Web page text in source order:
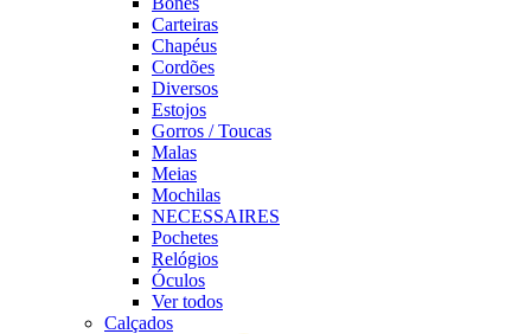
Carteiras
Chapéus
Cordões
Diversos
Estojos
Gorros / Toucas
Malas
Meias
Mochilas
NECESSAIRES
Pochetes
Relógios
Óculos
Ver todos
Calçados